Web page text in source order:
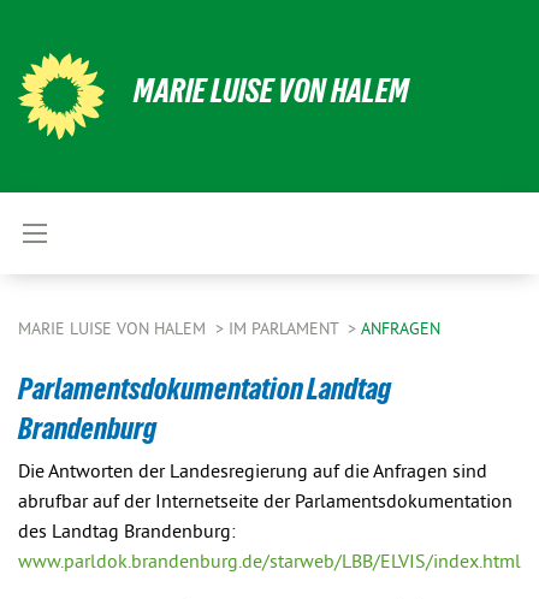
MARIE LUISE VON HALEM
MARIE LUISE VON HALEM IM PARLAMENT ANFRAGEN
Parlamentsdokumentation Landtag
Brandenburg
Die Antworten der Landesregierung auf die Anfragen sind
abrufbar auf der Internetseite der Parlamentsdokumentation
des Landtag Brandenburg:
www.parldok.brandenburg.de/starweb/LBB/ELVIS/index.html